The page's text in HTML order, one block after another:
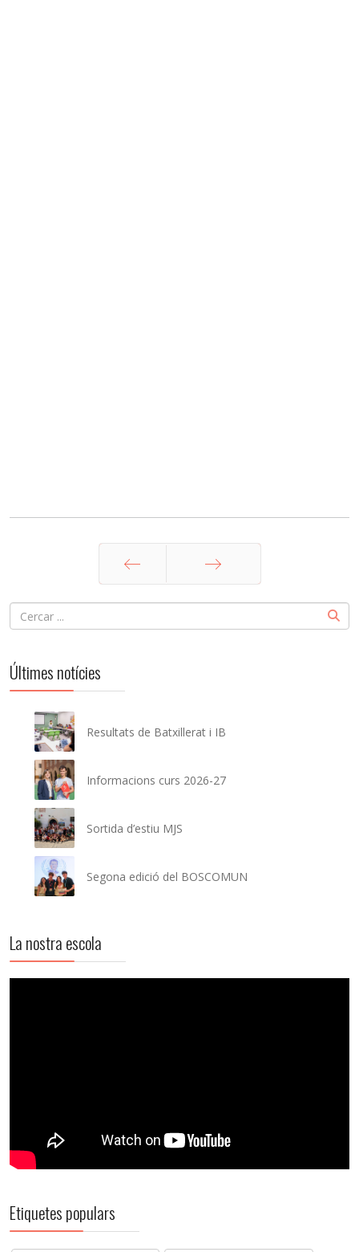
Ant Següent
Últimes notícies
Resultats de Batxillerat i IB
Informacions curs 2026-27
Sortida d’estiu MJS
Segona edició del BOSCOMUN
La nostra escola
Etiquetes populars